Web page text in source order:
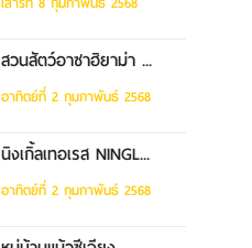
สวนสัตว์อาซาฮิยาม่า ...
อาทิตย์ที่ 2 กุมภาพันธ์ 2568
นิงเกิ้ลเทอเรส NINGL...
อาทิตย์ที่ 2 กุมภาพันธ์ 2568